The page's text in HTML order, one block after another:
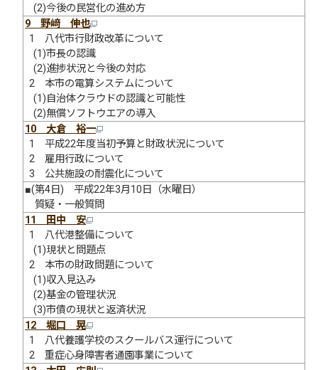
(2)今後の民営化の進め方
9 野﨑 伸也
1 八代市行財政改革について
(1)市長の認識
(2)進捗状況と今後の対応
2 本市の電算システムについて
(1)自治体クラウドの認識と可能性
(2)無償ソフトウエアの導入
10 大倉 裕一
1 平成22年度当初予算と財政状況について
2 雇用行政について
3 公共施設の耐震化について
■(第4日) 平成22年3月10日（水曜日）
質疑・一般質問
11 田中 安
1 八代港整備について
(1)現状と問題点
2 本市の財政問題について
(1)収入見込み
(2)基金の管理状況
(3)市債の現状と返済状況
12 堀口 晃
1 八代養護学校のスクールバス運行について
2 重症心身障害者通園事業について